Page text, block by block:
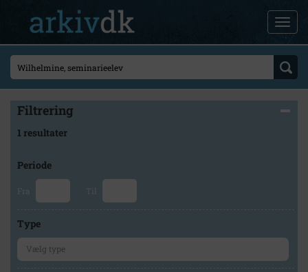
Filtrering
1 resultater
Periode
Fra Til
Type